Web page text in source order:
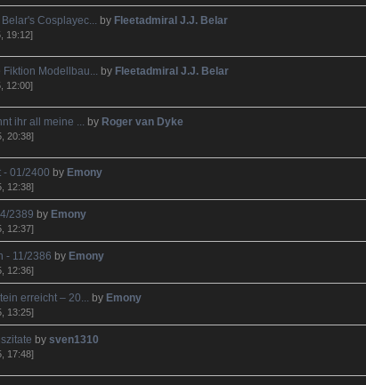
Cosplayec... by Fleetadmiral J.J. Belar
19:12]
Modellbau... by Fleetadmiral J.J. Belar
12:00]
ihr all meine ... by Roger van Dyke
20:38]
- 01/2400 by Emony
12:38]
2389 by Emony
12:37]
- 11/2386 by Emony
12:36]
erreicht – 20... by Emony
13:25]
bysven1310
17:48]